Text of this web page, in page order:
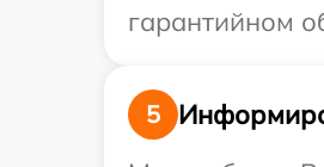
гарантийном
5